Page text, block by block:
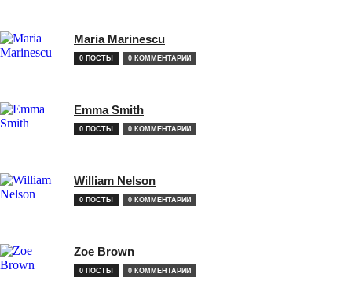
Maria Marinescu
0 ПОСТЫ 0 КОММЕНТАРИИ
Emma Smith
0 ПОСТЫ 0 КОММЕНТАРИИ
William Nelson
0 ПОСТЫ 0 КОММЕНТАРИИ
Zoe Brown
0 ПОСТЫ 0 КОММЕНТАРИИ